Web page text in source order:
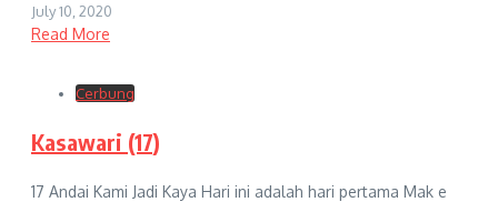
July 10, 2020
Read More
Cerbung
Kasawari (17)
17 Andai Kami Jadi Kaya Hari ini adalah hari pertama Mak e